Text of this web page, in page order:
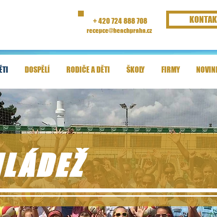
+ 420 724 888 708
recepce@beachpraha.cz
DOSPĚLÍ RODIČE A DĚTI ŠKOLY FIRMY